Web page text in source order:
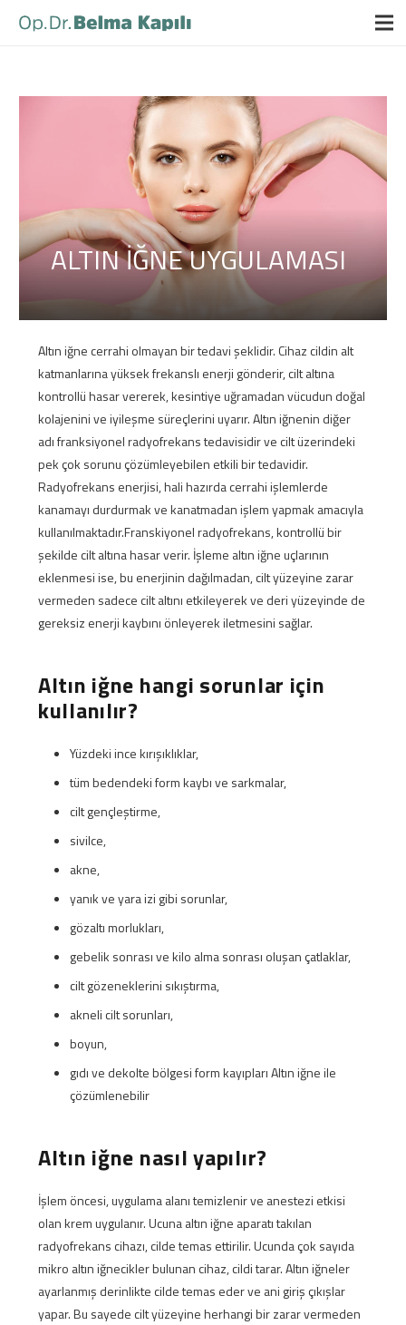
ALTIN İĞNE UYGULAMASI
Altın iğne cerrahi olmayan bir tedavi şeklidir. Cihaz cildin alt
katmanlarına yüksek frekanslı enerji gönderir, cilt altına
kontrollü hasar vererek, kesintiye uğramadan vücudun doğal
kolajenini ve iyileşme süreçlerini uyarır. Altın iğnenin diğer
adı franksiyonel radyofrekans tedavisidir ve cilt üzerindeki
pek çok sorunu çözümleyebilen etkili bir tedavidir.
Radyofrekans enerjisi, hali hazırda cerrahi işlemlerde
kanamayı durdurmak ve kanatmadan işlem yapmak amacıyla
kullanılmaktadır.Franskiyonel radyofrekans, kontrollü bir
şekilde cilt altına hasar verir. İşleme altın iğne uçlarının
eklenmesi ise, bu enerjinin dağılmadan, cilt yüzeyine zarar
vermeden sadece cilt altını etkileyerek ve deri yüzeyinde de
gereksiz enerji kaybını önleyerek iletmesini sağlar.
Altın iğne hangi sorunlar için
kullanılır?
Yüzdeki ince kırışıklıklar,
tüm bedendeki form kaybı ve sarkmalar,
cilt gençleştirme,
sivilce,
akne,
yanık ve yara izi gibi sorunlar,
gözaltı morlukları,
gebelik sonrası ve kilo alma sonrası oluşan çatlaklar,
cilt gözeneklerini sıkıştırma,
akneli cilt sorunları,
boyun,
gıdı ve dekolte bölgesi form kayıpları Altın iğne ile
çözümlenebilir
Altın iğne nasıl yapılır?
İşlem öncesi, uygulama alanı temizlenir ve anestezi etkisi
olan krem uygulanır. Ucuna altın iğne aparatı takılan
radyofrekans cihazı, cilde temas ettirilir. Ucunda çok sayıda
mikro altın iğnecikler bulunan cihaz, cildi tarar. Altın iğneler
ayarlanmış derinlikte cilde temas eder ve ani giriş çıkışlar
yapar. Bu sayede cilt yüzeyine herhangi bir zarar vermeden